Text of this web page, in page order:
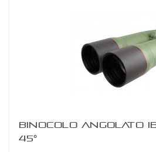
BINOCOLO ANGOLATO
45°